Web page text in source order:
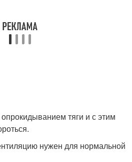
тяги и с этим
нужен для нормальной